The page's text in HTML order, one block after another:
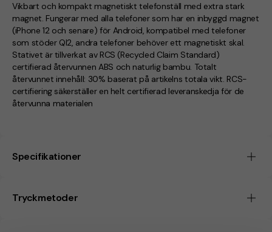
Vikbart och kompakt magnetiskt telefonställ med extra stark
magnet. Fungerar med alla telefoner som har en inbyggd magnet
(iPhone 12 och senare) för Android, kompatibel med telefoner
som stöder QI2, andra telefoner behöver ett magnetiskt skal.
Stativet är tillverkat av RCS (Recycled Claim Standard)
certifierad återvunnen ABS och naturlig bambu. Totalt
återvunnet innehåll: 30% baserat på artikelns totala vikt. RCS-
certifiering säkerställer en helt certifierad leveranskedja för de
återvunna materialen
Specifikationer
Tryckmetoder